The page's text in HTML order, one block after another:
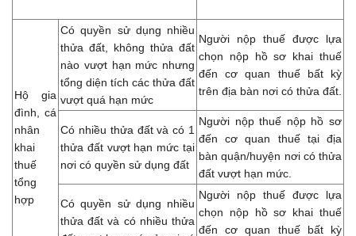
Hộ gia
đình, cá
nhân
khai
thuế
tổng
hợp
Có quyền sử dụng nhiều
thửa đất, không thửa đất
nào vượt hạn mức nhưng
tổng diện tích các thửa đất
vượt quá hạn mức
Người nộp thuế được lựa
chọn nộp hồ sơ khai thuế
đến cơ quan thuế bất kỳ
trên địa bàn nơi có thửa đất.
Có nhiều thửa đất và có 1
thửa đất vượt hạn mức tại
nơi có quyền sử dụng đất
Người nộp thuế nộp hồ sơ
đến cơ quan thuế tại địa
bàn quận/huyện nơi có thửa
đất vượt hạn mức.
Có quyền sử dụng nhiều
thửa đất và có nhiều thửa
Người nộp thuế được lựa
chọn nộp hồ sơ khai thuế
đến cơ quan thuế bất kỳ